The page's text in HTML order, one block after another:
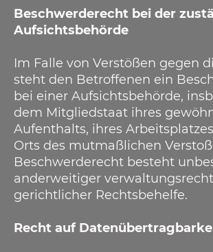
Beschwerderecht bei der
Aufsichtsbehörde
Im Falle von Verstößen gegen
steht den Betroffenen ein
bei einer Aufsichtsbehörde,
dem Mitgliedstaat ihres
Aufenthalts, ihres
Orts des mutmaßlichen
Beschwerderecht besteht
anderweitiger
gerichtlicher Rechtsbehelfe.
Recht auf